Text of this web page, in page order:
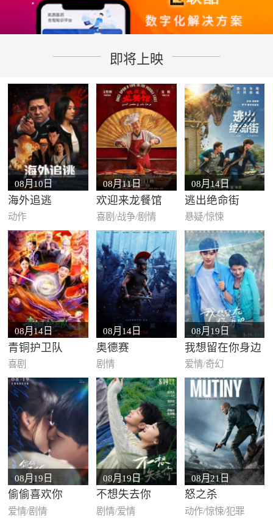
即将上映
08月10日
海外追逃
动作
08月11日
欢迎来龙餐馆
喜剧/战争/剧情
08月14日
逃出绝命街
悬疑/惊悚
08月14日
青铜护卫队
喜剧
08月14日
奥德赛
剧情
08月19日
我想留在你身边
爱情/奇幻
08月19日
偷偷喜欢你
爱情/剧情
08月19日
不想失去你
剧情/爱情
08月21日
怒之杀
动作/惊悚/犯罪